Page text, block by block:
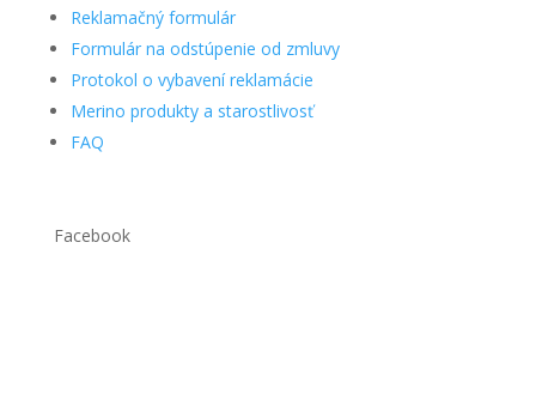
Reklamačný formulár
Formulár na odstúpenie od zmluvy
Protokol o vybavení reklamácie
Merino produkty a starostlivosť
FAQ
Facebook